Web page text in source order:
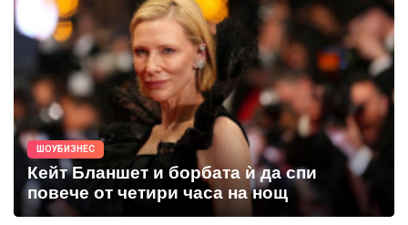
ШОУБИЗНЕС
Кейт Бланшет и борбата ѝ да спи
повече от четири часа на нощ